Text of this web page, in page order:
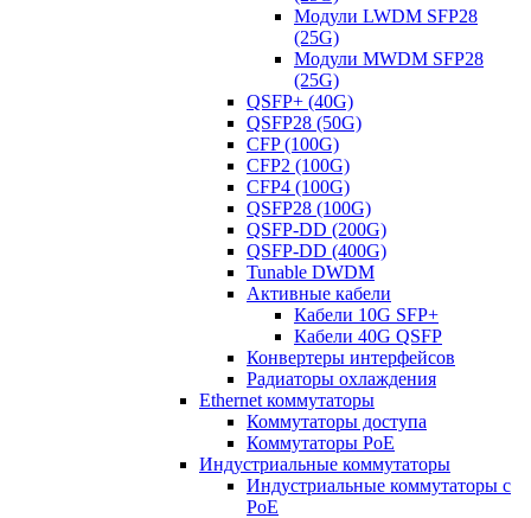
Модули LWDM SFP28
(25G)
Модули MWDM SFP28
(25G)
QSFP+ (40G)
QSFP28 (50G)
CFP (100G)
CFP2 (100G)
CFP4 (100G)
QSFP28 (100G)
QSFP-DD (200G)
QSFP-DD (400G)
Tunable DWDM
Активные кабели
Кабели 10G SFP+
Кабели 40G QSFP
Конвертеры интерфейсов
Радиаторы охлаждения
Ethernet коммутаторы
Коммутаторы доступа
Коммутаторы PoE
Индустриальные коммутаторы
Индустриальные коммутаторы с
PoE